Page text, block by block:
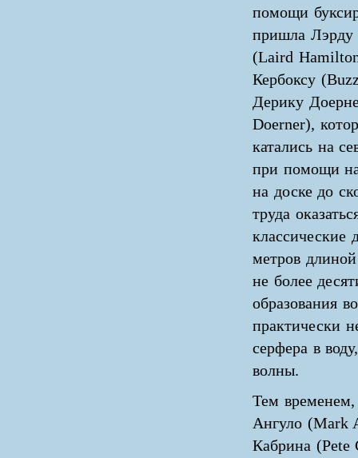
помощи
пришла Лэрду
(Laird
Кербоксу
Дерику
Doerner),
катались на
при помощи
на доске до
труда
классические
метров
не более
образования
практически
серфера в
волны.
Тем
Ангуло (Mark
Кабрина